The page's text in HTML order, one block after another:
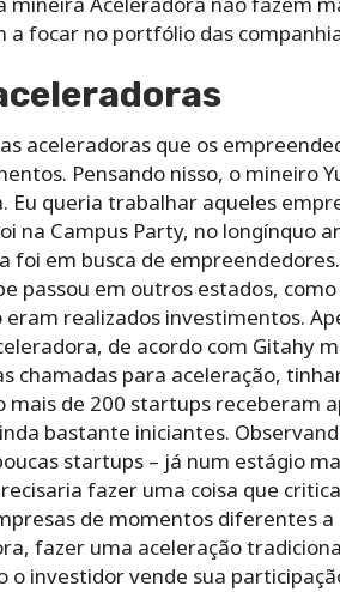
focar no portfólio das
aceleradoras que os
Pensando nisso, o mineiro
Eu queria trabalhar aqueles
na Campus Party, no longínquo
em busca de
passou em outros estados,
realizados investimentos.
de acordo com Gitahy
chamadas para aceleração,
de 200 startups receberam
bastante iniciantes.
startups – já num estágio
fazer uma coisa que
de momentos diferentes a
fazer uma aceleração
o investidor vende sua